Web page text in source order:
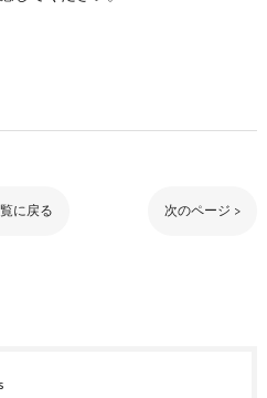
に戻る 次のページ >